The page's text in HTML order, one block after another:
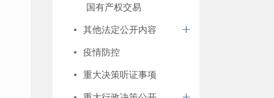
国有产权交易
其他法定公开内容
疫情防控
重大决策听证事项